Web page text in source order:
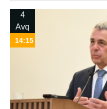
4
Avq
14:15